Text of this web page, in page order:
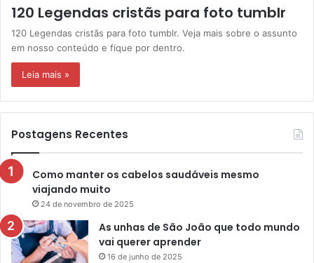
120 Legendas cristãs para foto tumblr
120 Legendas cristãs para foto tumblr. Veja mais sobre o assunto
em nosso conteúdo e fique por dentro.
Leia mais »
Postagens Recentes
Como manter os cabelos saudáveis mesmo
viajando muito
24 de novembro de 2025
As unhas de São João que todo mundo
vai querer aprender
16 de junho de 2025